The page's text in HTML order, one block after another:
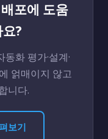
포에 도움
?
화 평가·설계·
얽매이지 않고
니다.
보기